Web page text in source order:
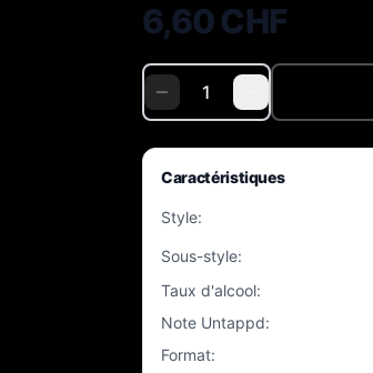
6,60 CHF
Caractéristiques
Style:
Sous-style:
Taux d'alcool:
Note Untappd:
Format: